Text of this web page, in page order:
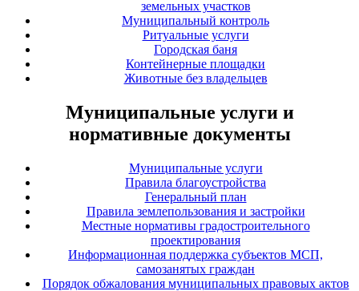
земельных участков
Муниципальный контроль
Ритуальные услуги
Городская баня
Контейнерные площадки
Животные без владельцев
Муниципальные услуги и
нормативные документы
Муниципальные услуги
Правила благоустройства
Генеральный план
Правила землепользования и застройки
Местные нормативы градостроительного
проектирования
Информационная поддержка субъектов МСП,
самозанятых граждан
Порядок обжалования муниципальных правовых актов